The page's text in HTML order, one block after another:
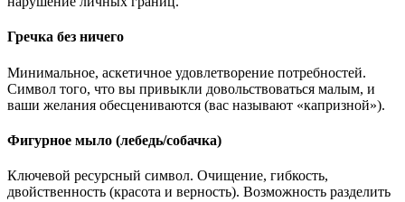
Гречка без ничего
Минимальное, аскетичное удовлетворение потребностей.
Символ того, что вы привыкли довольствоваться малым, и
ваши желания обесцениваются (вас называют «капризной»).
Фигурное мыло (лебедь/собачка)
Ключевой ресурсный символ. Очищение, гибкость,
двойственность (красота и верность). Возможность разделить